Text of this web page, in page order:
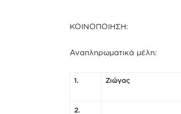
ΚΟΙΝΟΠΟΙΗΣΗ:
Αναπληρωματικά μέλη:
1. Ζιώγας
2.